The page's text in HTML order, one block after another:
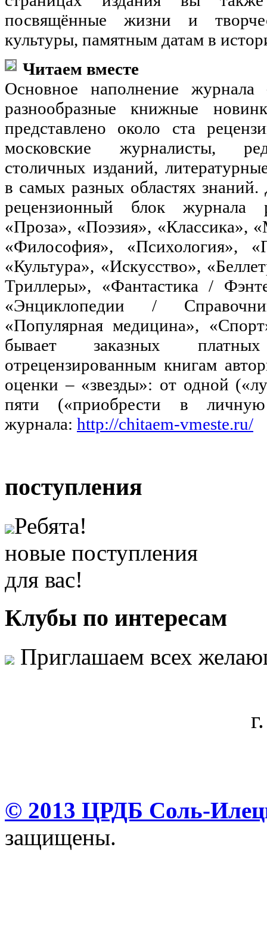
посвящённые жизни и
культуры, памятным датам в
Читаем вместе
Основное наполнение
разнообразные книжные
представлено около ста
московские журналисты,
столичных изданий,
в самых разных областях знаний.
рецензионный блок журнала
«Проза», «Поэзия», «Классика»,
«Философия», «Психология»,
«Культура», «Искусство»,
Триллеры», «Фантастика /
«Энциклопедии /
«Популярная медицина»,
бывает заказных
отрецензированным книгам
оценки – «звезды»: от одной
пяти («приобрести в
журнала: http://chitaem-vmeste.ru/
поступления
Ребята!
новые поступления
для вас!
Клубы по интересам
Приглашаем всех
© 2013 ЦРДБ Соль-
защищены.